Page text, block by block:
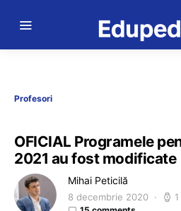
Profesori
OFICIAL Programele
2021 au fost modificate
Mihai Peticilă
8 decembrie 2020